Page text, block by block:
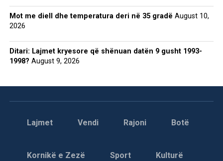
Mot me diell dhe temperatura deri në 35 gradë August 10,
2026
Ditari: Lajmet kryesore që shënuan datën 9 gusht 1993-
1998? August 9, 2026
Lajmet Vendi Rajoni Botë
Kornikë e Zezë Sport Kulturë